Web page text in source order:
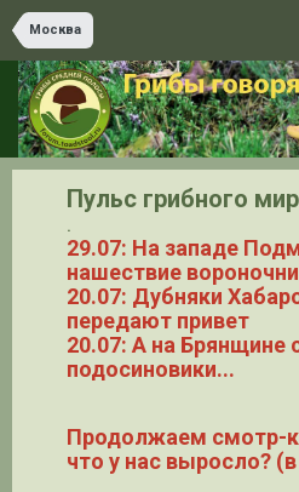
Москва
Пульс грибного
.
29.07: На западе
нашествие
20.07: Дубняки
передают привет
20.07: А на Брянщине
подосиновики...
Продолжаем смотр-
что у нас выросло?